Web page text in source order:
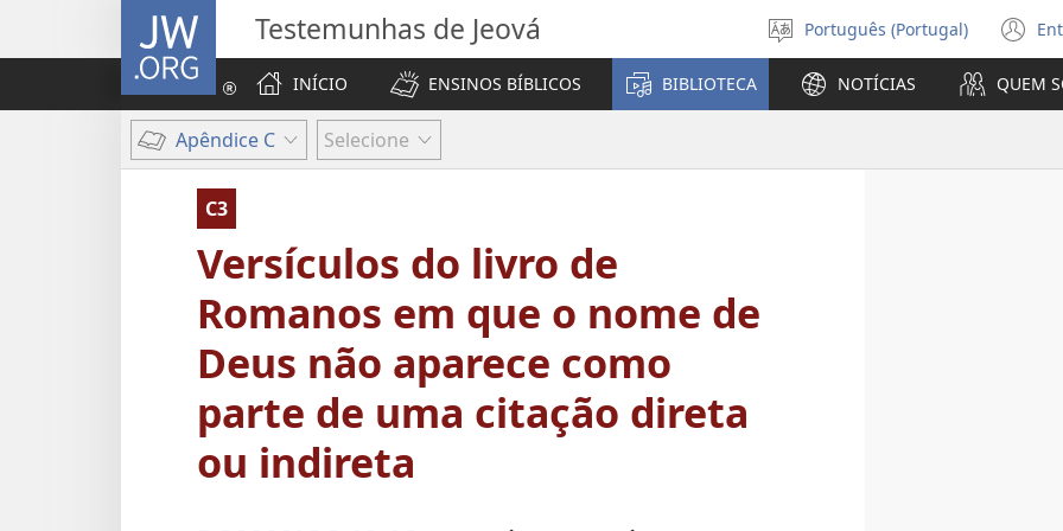
JW.ORG Testemunhas de Jeová
Selecionar
Língua
Português (Portugal)
INÍCIO
ENSINOS BÍBLICOS BIBLIOTECA NOTÍCIAS QUEM
Apêndice C Selecione
C3
Versículos do livro de
Romanos em que o nome de
Deus não aparece como
parte de uma citação direta
ou indireta